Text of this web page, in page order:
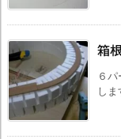
箱
６
し